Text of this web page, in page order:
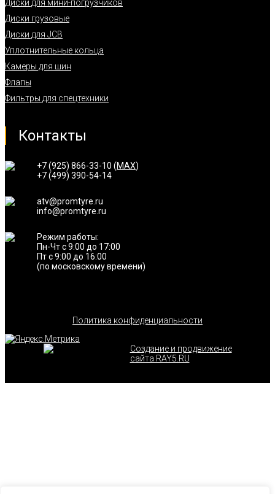
Диски для мини-погрузчиков
Диски грузовые
Диски для JCB
Уплотнительные кольца
Камеры для шин
Флапы
Фильтры для спецтехники
Контакты
+7 (925) 866-33-10 (MAX)
+7 (499) 390-54-14
atv@promtyre.ru
info@promtyre.ru
Режим работы:
Пн-Чт с 9:00 до 17:00
Пт с 9:00 до 16:00
(по московскому времени)
Политика конфиденциальности
Создание и продвижение
сайта RAY5.RU